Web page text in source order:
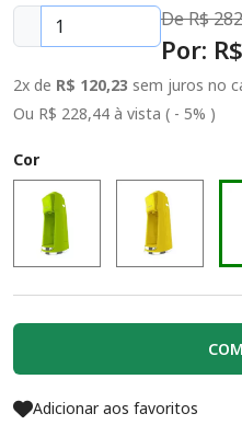
De R$
Por: R$
2x de R$ 120,23 sem juros no
Ou R$ 228,44 à vista ( - 5% )
Cor
Adicionar aos favoritos